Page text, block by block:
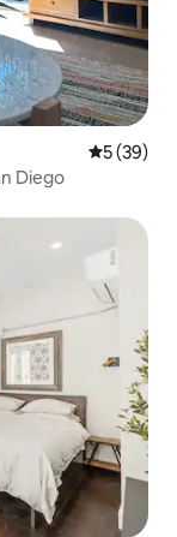
5 (39)
Diego